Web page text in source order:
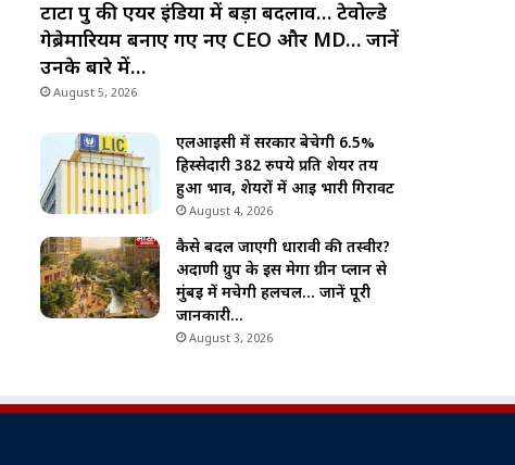
टाटा ग्रुप की एयर इंडिया में बड़ा बदलाव… टेवोल्डे
गेब्रेमारियम बनाए गए नए CEO और MD… जानें
उनके बारे में…
August 5, 2026
एलआईसी में सरकार बेचेगी 6.5%
हिस्सेदारी 382 रुपये प्रति शेयर तय
हुआ भाव, शेयरों में आई भारी गिरावट
August 4, 2026
कैसे बदल जाएगी धारावी की तस्वीर?
अदाणी ग्रुप के इस मेगा ग्रीन प्लान से
मुंबई में मचेगी हलचल… जानें पूरी
जानकारी…
August 3, 2026